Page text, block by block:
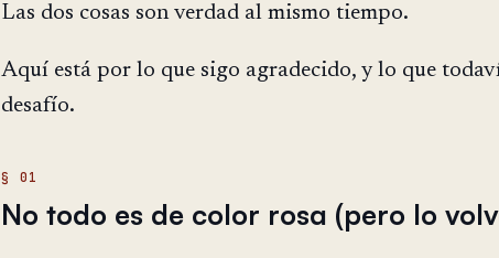
Las dos cosas son verdad al mismo tiempo.
Aquí está por lo que sigo agradecido, y lo que
desafío.
No todo es de color rosa (pero lo